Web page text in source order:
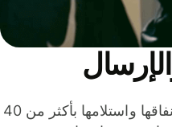
وفّر المال عند إرسال الأموال وإنفاقها واستلامها بأكثر من 40